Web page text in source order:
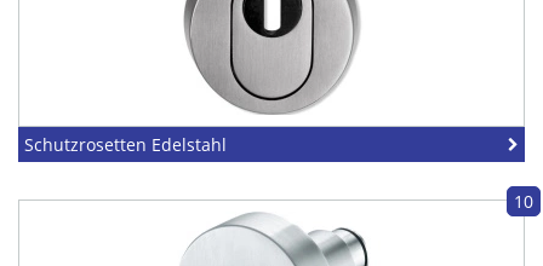
Schutzrosetten Edelstahl
10